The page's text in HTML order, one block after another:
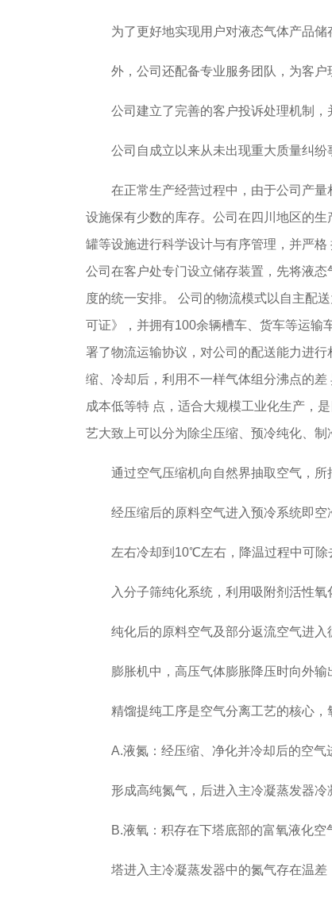
为了更好地实现用户对液态气体产品储
外，公司还配备专业服务团队，为客户
公司建立了完善的客户投诉处理机制，
公司自成立以来从未出现重大质量纠纷
在正常生产经营过程中，由于公司产量
设施保有少数的库存。公司在四川地区的
罐等设施进行科学设计与有序管理，并严
公司在客户处专门设立储存装置，先将液
度的统一安排。 公司的物流模式以自主配
可证》，并拥有100余辆槽车、货车等运输
署了物流运输协议，对公司的配送能力进
缩、冷却后，利用不一样气体组分沸点的
成本低等特 点，适合大规模工业化生产，
艺大致上可以分为除尘压缩、预冷纯化、
通过空气压缩机向自然界抽取空气，所
经压缩后的原料空气进入预冷系统即空
左右冷却到10℃左右，降温过程中可除
入分子筛纯化系统，利用吸附剂活性氧
纯化后的原料空气及部分返流空气进入
膨胀机中，高压气体膨胀降压时向外输
精馏提纯工序是空气分离工艺的核心，
A.液氮：经压缩、净化并冷却后的空气
形成高纯氮气，后进入主冷凝蒸发器冷
B.液氧：积存在下塔底部的富氧液化空
塔进入主冷凝蒸发器中的氮气存在温差